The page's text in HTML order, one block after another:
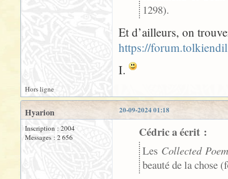
1298).
Et d’ailleurs, on
https://
I.
Hors ligne
20-09-2024 01:18
Hyarion
Inscription : 2004
Messages : 2 656
Cédric a écrit :
Les Collected
beauté de la chose